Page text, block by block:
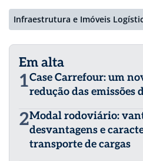
Infraestrutura e Imóveis
Em alta
1Case Carrefour: um
redução das emissões
2Modal rodoviário:
desvantagens e
transporte de cargas